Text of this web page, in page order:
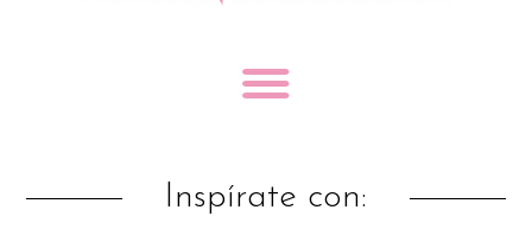
Inspírate con: